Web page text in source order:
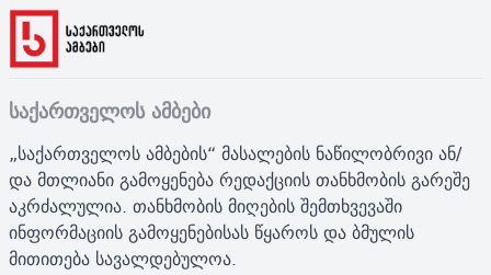
საქართველოს ამბები
„საქართველოს ამბების“ მასალების ნაწილობრივი ან/
და მთლიანი გამოყენება რედაქციის თანხმობის გარეშე
აკრძალულია. თანხმობის მიღების შემთხვევაში
ინფორმაციის გამოყენებისას წყაროს და ბმულის
მითითება სავალდებულოა.